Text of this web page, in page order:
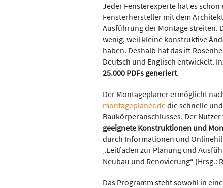
Jeder Fensterexperte hat es
Fensterhersteller mit dem
Ausführung der Montage streiten.
wenig, weil kleine konstruktive
haben. Deshalb hat das ift
Deutsch und Englisch entwickelt.
25.000 PDFs generiert.
Der Montageplaner ermöglicht
montageplaner.dedie schnelle
Baukörperanschlusses. Der
geeignete Konstruktionen und
durch Informationen und
„Leitfaden zur Planung und
Neubau und Renovierung“ (Hrsg.:
Das Programm steht sowohl in